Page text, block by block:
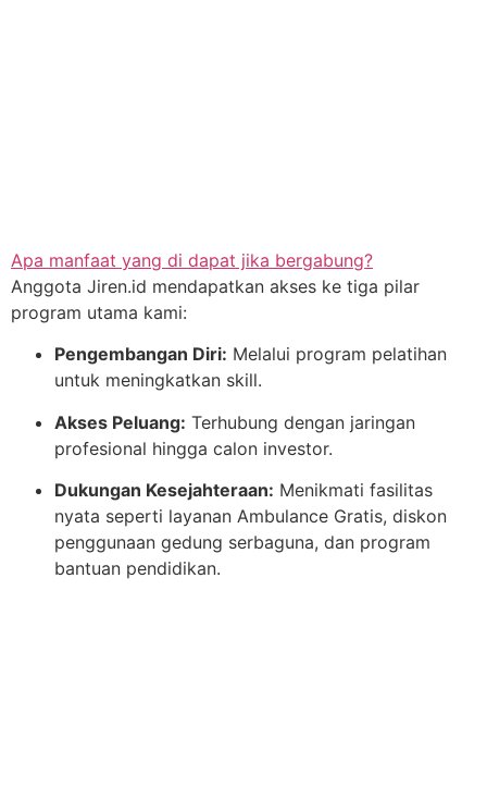
Apa manfaat yang di dapat jika bergabung?
Anggota Jiren.id mendapatkan akses ke tiga pilar
program utama kami:
Pengembangan Diri: Melalui program pelatihan
untuk meningkatkan skill.
Akses Peluang: Terhubung dengan jaringan
profesional hingga calon investor.
Dukungan Kesejahteraan: Menikmati fasilitas
nyata seperti layanan Ambulance Gratis, diskon
penggunaan gedung serbaguna, dan program
bantuan pendidikan.